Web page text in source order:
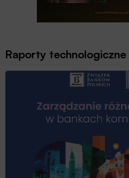
Raporty technologiczne